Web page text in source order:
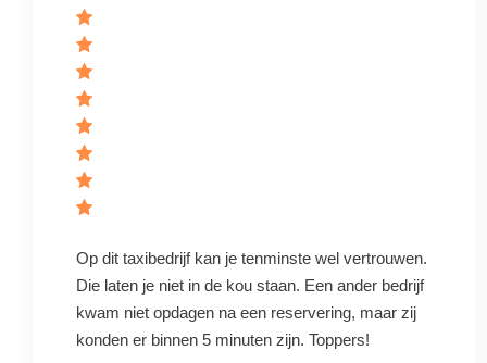
Op dit taxibedrijf kan je tenminste wel vertrouwen.
Die laten je niet in de kou staan. Een ander bedrijf
kwam niet opdagen na een reservering, maar zij
konden er binnen 5 minuten zijn. Toppers!